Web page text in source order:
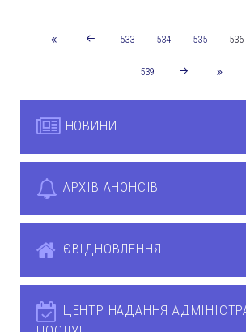
533 534 535 536
539
НОВИНИ
АРХІВ АНОНСІВ
ЄВІДНОВЛЕННЯ
ЦЕНТР НАДАННЯ